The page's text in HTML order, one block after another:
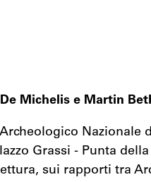
Michelis e Martin
Nazionale
Grassi - Punta
sui rapporti tra